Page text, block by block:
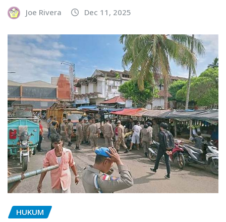
Joe Rivera Dec 11, 2025
HUKUM